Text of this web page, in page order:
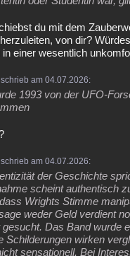
du mit dem
von dir?
einer wesentlich
am 04.07.2026:
1993 von der UFO-
am 04.07.2026:
der Geschichte
scheint authentisch
Wrights Stimme
weder Geld verdient
Das Band wurde
Schilderungen wirken
sensationell. Bei